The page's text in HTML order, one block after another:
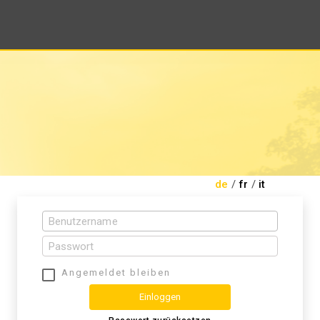
de / fr / it
Angemeldet bleiben
Einloggen